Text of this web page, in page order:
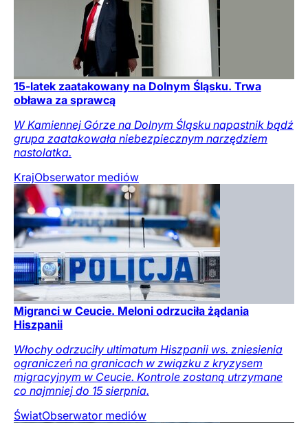
15-latek zaatakowany na Dolnym Śląsku. Trwa
obława za sprawcą
W Kamiennej Górze na Dolnym Śląsku napastnik bądź
grupa zaatakowała niebezpiecznym narzędziem
nastolatka.
KrajObserwator mediów
Migranci w Ceucie. Meloni odrzuciła żądania
Hiszpanii
Włochy odrzuciły ultimatum Hiszpanii ws. zniesienia
ograniczeń na granicach w związku z kryzysem
migracyjnym w Ceucie. Kontrole zostaną utrzymane
co najmniej do 15 sierpnia.
ŚwiatObserwator mediów